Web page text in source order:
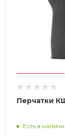
Перчатки
Есть в